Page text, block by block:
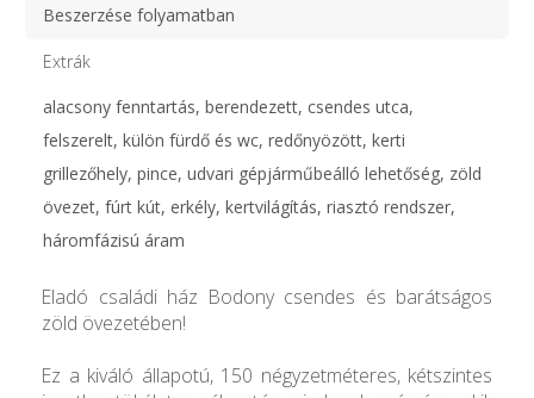
Beszerzése folyamatban
Extrák
alacsony fenntartás, berendezett, csendes utca,
felszerelt, külön fürdő és wc, redőnyözött, kerti
grillezőhely, pince, udvari gépjárműbeálló lehetőség, zöld
övezet, fúrt kút, erkély, kertvilágítás, riasztó rendszer,
háromfázisú áram
Eladó családi ház Bodony csendes és barátságos
zöld övezetében!
Ez a kiváló állapotú, 150 négyzetméteres, kétszintes